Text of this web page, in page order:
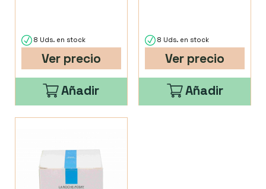
8 Uds. en stock
Ver precio
Añadir
8 Uds. en stock
Ver precio
Añadir